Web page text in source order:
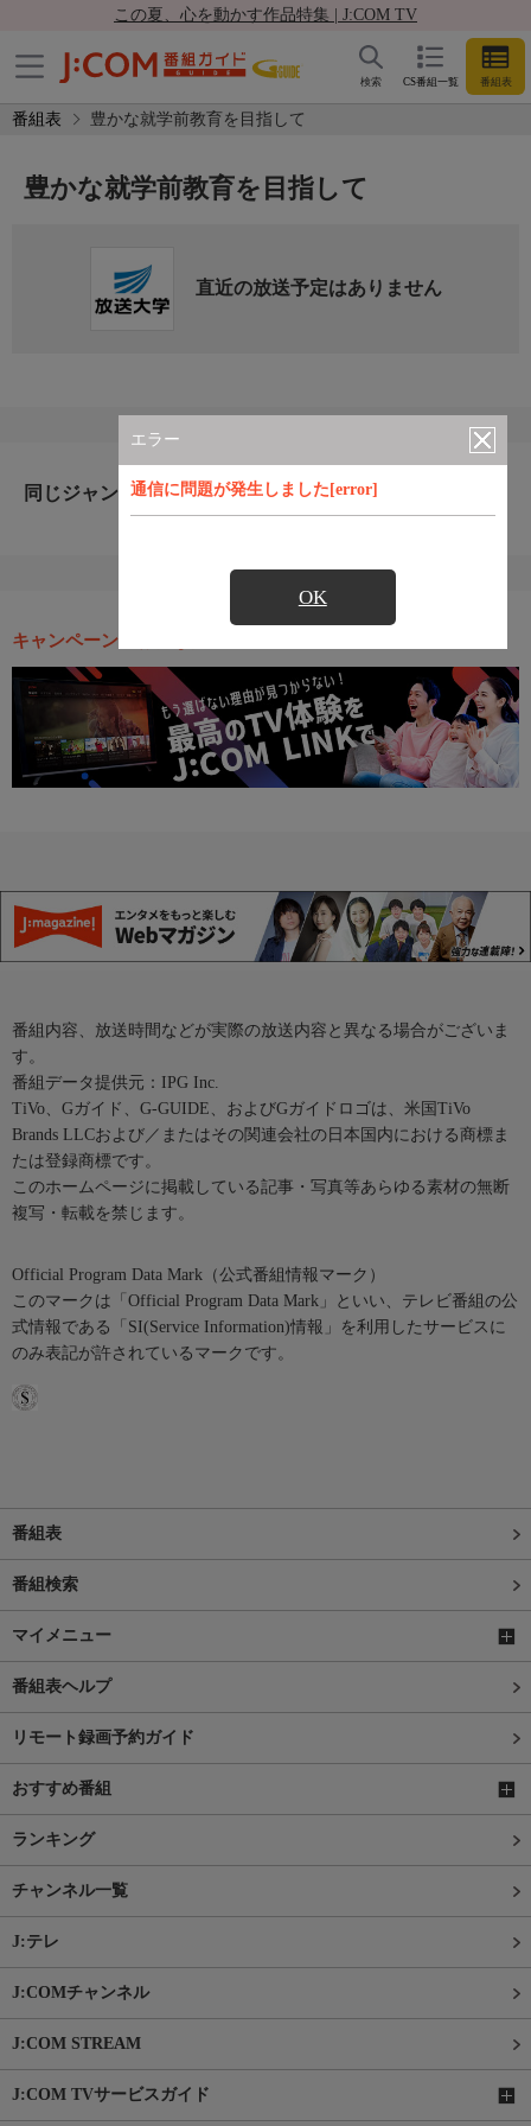
この夏、心を動かす作品特集 | J:COM TV
CS番組一覧 番組表
検索
番組表 豊かな就学前教育を目指して
エラー
通信に問題が発生しました[error]
OK
豊かな就学前教育を目指して
直近の放送予定はありません
同じジャンルのおすすめ番組
キャンペーン・お得な情報
番組内容、放送時間などが実際の放送内容と異なる場合がございま
す。
番組データ提供元：IPG Inc.
TiVo、Gガイド、G-GUIDE、およびGガイドロゴは、米国TiVo
Brands LLCおよび／またはその関連会社の日本国内における商標ま
たは登録商標です。
このホームページに掲載している記事・写真等あらゆる素材の無断
複写・転載を禁じます。
Official Program Data Mark（公式番組情報マーク）
このマークは「Official Program Data Mark」といい、テレビ番組の公
式情報である「SI(Service Information)情報」を利用したサービスに
のみ表記が許されているマークです。
番組表
番組検索
マイメニュー
番組表ヘルプ
リモート録画予約ガイド
おすすめ番組
ランキング
チャンネル一覧
J:テレ
J:COMチャンネル
J:COM STREAM
J:COM TVサービスガイド